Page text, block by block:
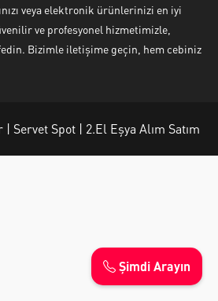
veya elektronik ürünlerinizi en iyi
ve profesyonel hizmetimizle,
Bizimle iletişime geçin, hem cebiniz
Servet Spot | 2.El Eşya Alım Satım
Şimdi Arayın